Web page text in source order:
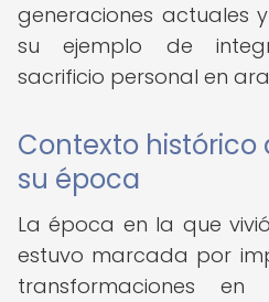
generaciones actuales
su ejemplo de
sacrificio personal en
Contexto histórico
su época
La época en la que
estuvo marcada por
transformaciones